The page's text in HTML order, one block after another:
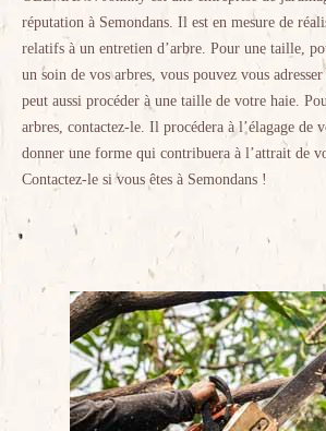
réputation à Semondans. Il est en mesure de
relatifs à un entretien d’arbre. Pour une taille,
un soin de vos arbres, vous pouvez vous
peut aussi procéder à une taille de votre haie.
arbres, contactez-le. Il procédera à l’élagage de
donner une forme qui contribuera à l’attrait de
Contactez-le si vous êtes à Semondans !